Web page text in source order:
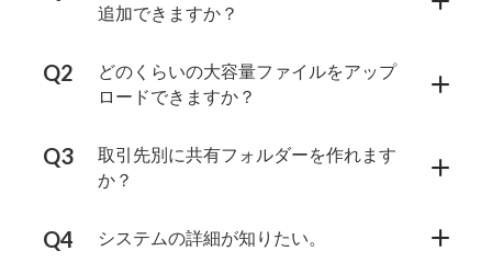
追加できますか？
どのくらいの大容量ファイルをアップ
ロードできますか？
取引先別に共有フォルダーを作れます
か？
システムの詳細が知りたい。